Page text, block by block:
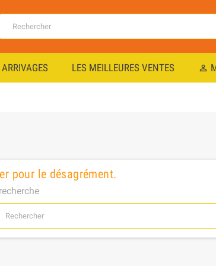
LES MEILLEURES VENTES perm_identity
pour le désagrément.